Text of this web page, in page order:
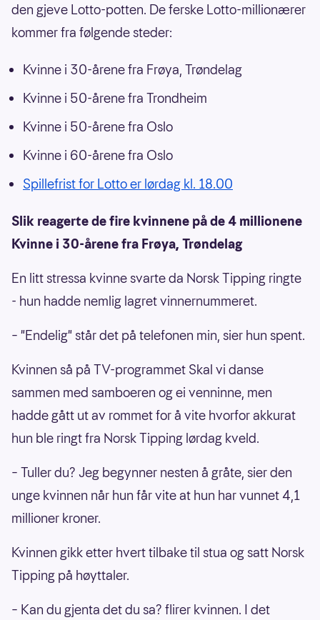
den gjeve Lotto-potten. De ferske Lotto-millionærer
kommer fra følgende steder:
Kvinne i 30-årene fra Frøya, Trøndelag
Kvinne i 50-årene fra Trondheim
Kvinne i 50-årene fra Oslo
Kvinne i 60-årene fra Oslo
Spillefrist for Lotto er lørdag kl. 18.00
Slik reagerte de fire kvinnene på de 4 millionene
Kvinne i 30-årene fra Frøya, Trøndelag
En litt stressa kvinne svarte da Norsk Tipping ringte
- hun hadde nemlig lagret vinnernummeret.
– "Endelig" står det på telefonen min, sier hun spent.
Kvinnen så på TV-programmet Skal vi danse
sammen med samboeren og ei venninne, men
hadde gått ut av rommet for å vite hvorfor akkurat
hun ble ringt fra Norsk Tipping lørdag kveld.
– Tuller du? Jeg begynner nesten å gråte, sier den
unge kvinnen når hun får vite at hun har vunnet 4,1
millioner kroner.
Kvinnen gikk etter hvert tilbake til stua og satt Norsk
Tipping på høyttaler.
– Kan du gjenta det du sa? flirer kvinnen. I det